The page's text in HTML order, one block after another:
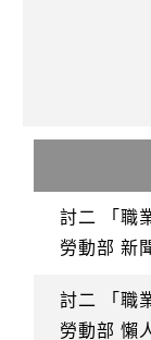
討二 「職
勞動部 新
討二 「職
勞動部 懶